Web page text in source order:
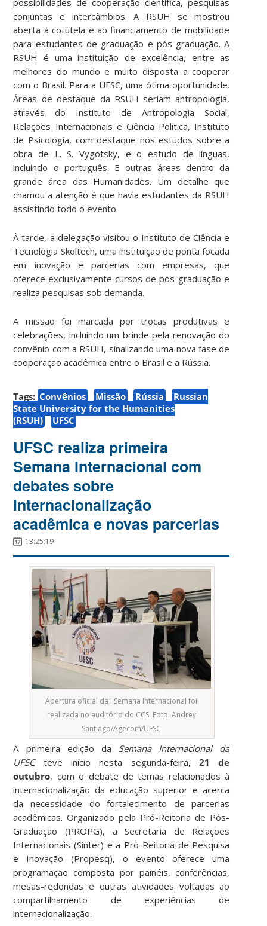
conjuntas e intercâmbios. A RSUH se mostrou
aberta à cotutela e ao financiamento de mobilidade
para estudantes de graduação e pós-graduação. A
RSUH é uma instituição de excelência, entre as
melhores do mundo e muito disposta a cooperar
com o Brasil. Para a UFSC, uma ótima oportunidade.
Áreas de destaque da RSUH seriam antropologia,
através do Instituto de Antropologia Social,
Relações Internacionais e Ciência Política, Instituto
de Psicologia, com destaque nos estudos sobre a
obra de L. S. Vygotsky, e o estudo de línguas,
incluindo o português. E outras áreas dentro da
grande área das Humanidades. Um detalhe que
chamou a atenção é que havia estudantes da RSUH
assistindo todo o evento.
À tarde, a delegação visitou o Instituto de Ciência e
Tecnologia Skoltech, uma instituição de ponta focada
em inovação e parcerias com empresas, que
oferece exclusivamente cursos de pós-graduação e
realiza pesquisas sob demanda.
A missão foi marcada por trocas produtivas e
celebrações, incluindo um brinde pela renovação do
convênio com a RSUH, sinalizando uma nova fase de
cooperação acadêmica entre o Brasil e a Rússia.
Tags: Convênios Missão Rússia
Russian
State University for the Humanities
(RSUH)
UFSC
UFSC realiza primeira
Semana Internacional com
debates sobre
internacionalização
acadêmica e novas parcerias
13:25:19
Abertura oficial da I Semana Internacional foi
realizada no auditório do CCS. Foto: Andrey
Santiago/Agecom/UFSC
A primeira edição da Semana Internacional da
UFSCteve início nesta segunda-feira, 21 de
outubro, com o debate de temas relacionados à
internacionalização da educação superior e acerca
da necessidade do fortalecimento de parcerias
acadêmicas. Organizado pela Pró-Reitoria de Pós-
Graduação (PROPG), a Secretaria de Relações
Internacionais (Sinter) e a Pró-Reitoria de Pesquisa
e Inovação (Propesq), o evento oferece uma
programação composta por painéis, conferências,
mesas-redondas e outras atividades voltadas ao
compartilhamento de experiências de
internacionalização.